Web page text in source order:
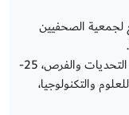
لجمعية الصحفيين
شاركت في المؤتمر الدولي للتعليم عن بعد: التحديات والفرص، 25-
للعلوم والتكنولوجيا،